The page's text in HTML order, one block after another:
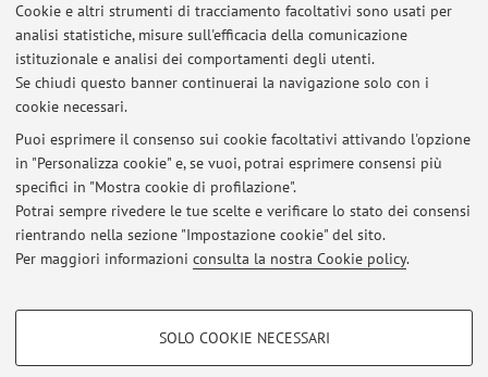
Cookie e altri strumenti di tracciamento facoltativi sono usati per
analisi statistiche, misure sull'efficacia della comunicazione
istituzionale e analisi dei comportamenti degli utenti.
Se chiudi questo banner continuerai la navigazione solo con i
cookie necessari.
Puoi esprimere il consenso sui cookie facoltativi attivando l'opzione
in "Personalizza cookie" e, se vuoi, potrai esprimere consensi più
specifici in "Mostra cookie di profilazione".
Potrai sempre rivedere le tue scelte e verificare lo stato dei consensi
rientrando nella sezione "Impostazione cookie" del sito.
Per maggiori informazioni consulta la nostra Cookie policy.
COOKIE DI PROFILAZIONE - FACOLTATIVI
SOLO COOKIE NECESSARI
Ultimi avvisi
Materiali Pittura in età moderna
Pubblicato il: 08 aprile 2026
LEZIONE Pittura in età moderna del 10/03/2026
Pubblicato il: 08 marzo 2026
LEZIONE 7/10/2025
Pubblicato il: 07 ottobre 2025
Area riservata